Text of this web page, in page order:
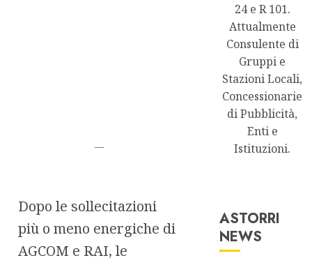
—
Dopo le sollecitazioni
più o meno energiche di
AGCOM e RAI, le
24 e R 101.
Attualmente
Consulente di
Gruppi e
Stazioni Locali,
Concessionarie
di Pubblicità,
Enti e
Istituzioni.
ASTORRI
NEWSAstorri News